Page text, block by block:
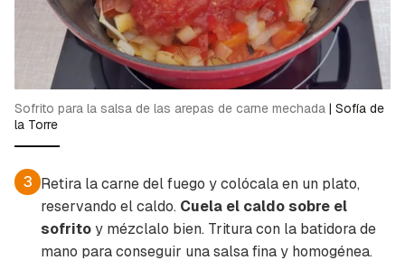
Sofrito para la salsa de las arepas de carne mechada | Sofía de
la Torre
3 Retira la carne del fuego y colócala en un plato,
reservando el caldo. Cuela el caldo sobre el
sofritoy mézclalo bien. Tritura con la batidora de
mano para conseguir una salsa fina y homogénea.